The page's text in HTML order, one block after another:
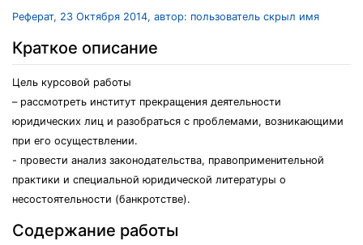
Реферат, 23 Октября 2014, автор: пользователь скрыл имя
Краткое описание
Цель курсовой работы
– рассмотреть институт прекращения деятельности
юридических лиц и разобраться с проблемами, возникающими
при его осуществлении.
- провести анализ законодательства, правоприменительной
практики и специальной юридической литературы о
несостоятельности (банкротстве).
Содержание работы